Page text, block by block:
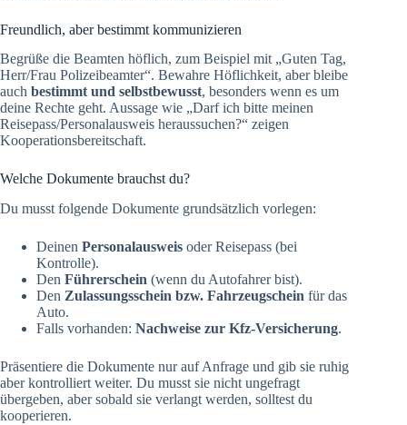
Freundlich, aber bestimmt kommunizieren
Begrüße die Beamten höflich, zum Beispiel mit „Guten Tag,
Herr/Frau Polizeibeamter“. Bewahre Höflichkeit, aber bleibe
auch bestimmt und selbstbewusst, besonders wenn es um
deine Rechte geht. Aussage wie „Darf ich bitte meinen
Reisepass/Personalausweis heraussuchen?“ zeigen
Kooperationsbereitschaft.
Welche Dokumente brauchst du?
Du musst folgende Dokumente grundsätzlich vorlegen:
Deinen Personalausweis oder Reisepass (bei
Kontrolle).
Den Führerschein (wenn du Autofahrer bist).
Den Zulassungsschein bzw. Fahrzeugschein für das
Auto.
Falls vorhanden: Nachweise zur Kfz-Versicherung.
Präsentiere die Dokumente nur auf Anfrage und gib sie ruhig
aber kontrolliert weiter. Du musst sie nicht ungefragt
übergeben, aber sobald sie verlangt werden, solltest du
kooperieren.